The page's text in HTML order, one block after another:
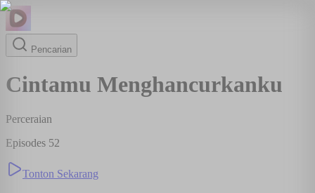
Pencarian
Cintamu Menghancurkanku
Perceraian
Episodes 52
Tonton Sekarang